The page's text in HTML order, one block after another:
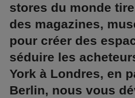
stores du monde
des magazines,
pour créer des
séduire les
York à Londres, en
Berlin, nous vous